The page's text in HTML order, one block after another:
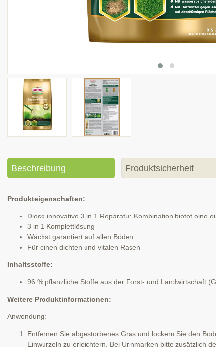
Beschreibung Produktsicherheit
Produkteigenschaften:
Diese innovative 3 in 1 Reparatur-Kombination bietet eine
3 in 1 Komplettlösung
Wächst garantiert auf allen Böden
Für einen dichten und vitalen Rasen
Inhaltsstoffe:
96 % pflanzliche Stoffe aus der Forst- und Landwirtschaft
Weitere Produktinformationen:
Anwendung:
Entfernen Sie abgestorbenes Gras und lockern Sie den
Einwurzeln zu erleichtern. Bei Urinmarken bitte zusätzlich